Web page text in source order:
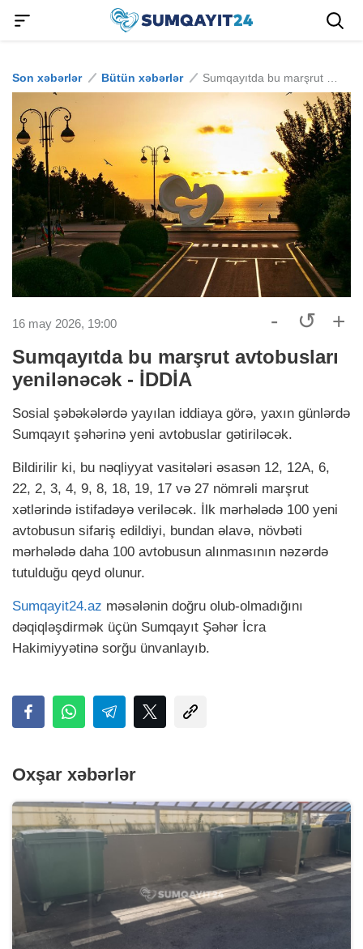
Son xəbərlər Bütün xəbərlər
16 may 2026, 19:00 - ↺ +
Sumqayıtda bu marşrut avtobusları
yenilənəcək - İDDİA
Sosial şəbəkələrdə yayılan iddiaya görə, yaxın günlərdə
Sumqayıt şəhərinə yeni avtobuslar gətiriləcək.
Bildirilir ki, bu nəqliyyat vasitələri əsasən 12, 12A, 6,
22, 2, 3, 4, 9, 8, 18, 19, 17 və 27 nömrəli marşrut
xətlərində istifadəyə veriləcək. İlk mərhələdə 100 yeni
avtobusun sifariş edildiyi, bundan əlavə, növbəti
mərhələdə daha 100 avtobusun alınmasının nəzərdə
tutulduğu qeyd olunur.
Sumqayit24.az məsələnin doğru olub-olmadığını
dəqiqləşdirmək üçün Sumqayıt Şəhər İcra
Hakimiyyətinə sorğu ünvanlayıb.
Oxşar xəbərlər